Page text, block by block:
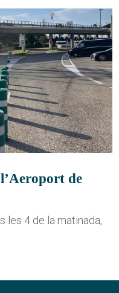
de
les 4 de la matinada,